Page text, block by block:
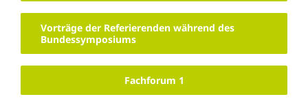
Vorträge der Referierenden während des
Bundessymposiums
Fachforum 1